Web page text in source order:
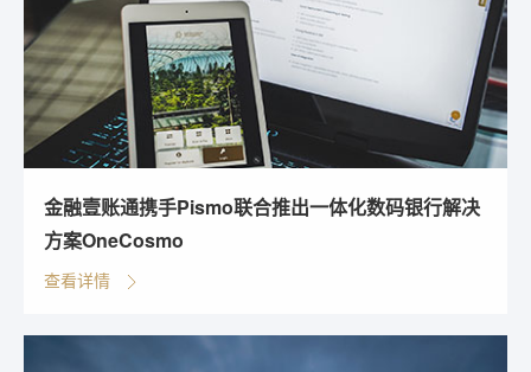
金融壹账通携手Pismo联合推出一体化数码银行解决
方案OneCosmo
查看详情